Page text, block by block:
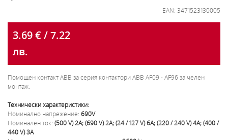
EAN: 3471523130005
3.69 € / 7.22
лв.
Помощен контакт ABB за серия контактори ABB AF09 - AF96 за челен
монтаж.
Технически характеристики:
Номинално напрежение: 690V
Номинален ток: (500 V) 2A; (690 V) 2A; (24 / 127 V) 6A; (220 / 240 V) 4A; (400 /
440 V) 3A